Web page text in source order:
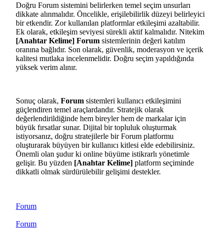
Doğru Forum sistemini belirlerken temel seçim unsurları
dikkate alınmalıdır. Öncelikle, erişilebilirlik düzeyi belirleyici
bir etkendir. Zor kullanılan platformlar etkileşimi azaltabilir.
Ek olarak, etkileşim seviyesi sürekli aktif kalmalıdır. Nitekim
[Anahtar Kelime] Forum sistemlerinin değeri katılım
oranına bağlıdır. Son olarak, güvenlik, moderasyon ve içerik
kalitesi mutlaka incelenmelidir. Doğru seçim yapıldığında
yüksek verim alınır.
Sonuç olarak, Forum sistemleri kullanıcı etkileşimini
güçlendiren temel araçlardandır. Stratejik olarak
değerlendirildiğinde hem bireyler hem de markalar için
büyük fırsatlar sunar. Dijital bir topluluk oluşturmak
istiyorsanız, doğru stratejilerle bir Forum platformu
oluşturarak büyüyen bir kullanıcı kitlesi elde edebilirsiniz.
Önemli olan şudur ki online büyüme istikrarlı yönetimle
gelişir. Bu yüzden [Anahtar Kelime] platform seçiminde
dikkatli olmak sürdürülebilir gelişimi destekler.
Forum
Forum